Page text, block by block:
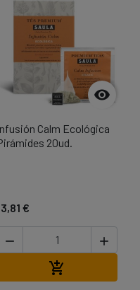

Calm Ecológica
20ud.
€
 
